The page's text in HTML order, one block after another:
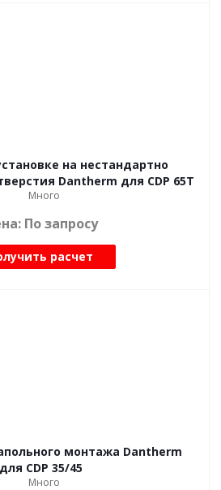
на нестандартно
Dantherm для CDP 65T
Много
По запросу
расчет
монтажа Dantherm
для CDP 35/45
Много